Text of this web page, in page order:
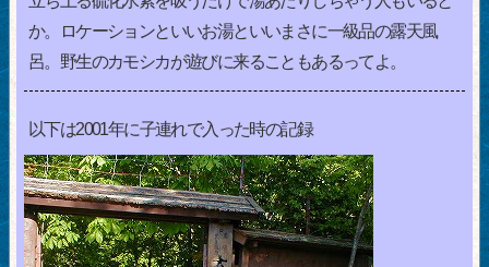
か。ロケーションといいお湯といいまさに一級品の露天風
呂。野生のカモシカが遊びに来ることもあるってよ。
以下は2001年に子連れで入った時の記録